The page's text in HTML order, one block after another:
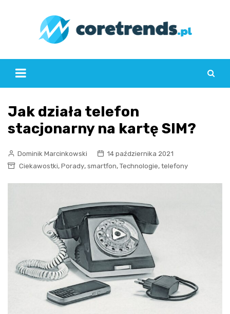
Jak działa telefon
stacjonarny na kartę SIM?
Dominik Marcinkowski
14 października 2021
Ciekawostki, Porady, smartfon, Technologie, telefony